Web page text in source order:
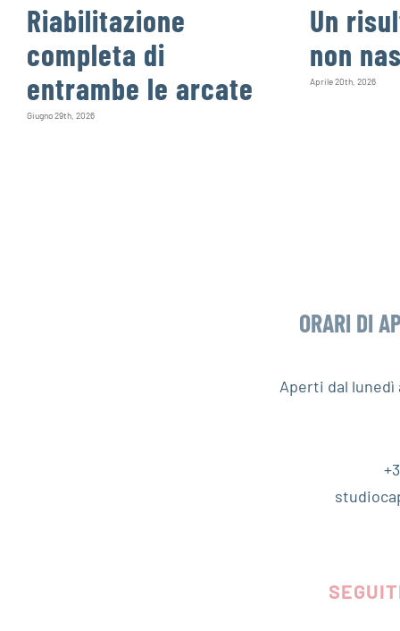
Riabilitazione
completa di
entrambe le arcate
Giugno 29th, 2026
Un
non
Aprile 20th, 2026
ORARI DI
Aperti dal